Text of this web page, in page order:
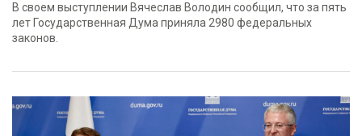
В своем выступлении Вячеслав Володин сообщил, что за пять
лет Государственная Дума приняла 2980 федеральных
законов.